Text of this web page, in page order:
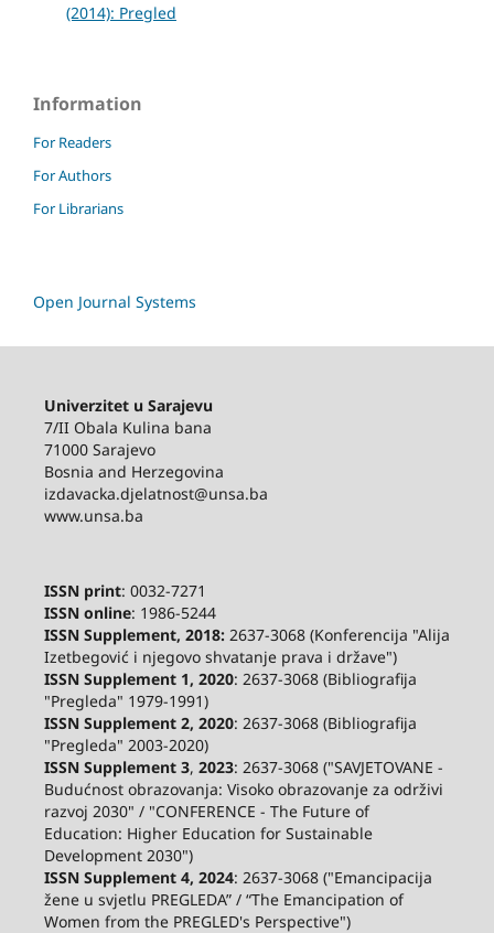
(2014): Pregled
Information
For Readers
For Authors
For Librarians
Open Journal Systems
Univerzitet u Sarajevu
7/II Obala Kulina bana
71000 Sarajevo
Bosnia and Herzegovina
izdavacka.djelatnost@unsa.ba
www.unsa.ba
ISSN print: 0032-7271
ISSN online: 1986-5244
ISSN Supplement, 2018:2637-3068 (Konferencija "Alija
Izetbegović i njegovo shvatanje prava i države")
ISSN Supplement 1, 2020: 2637-3068 (Bibliografija
"Pregleda" 1979-1991)
ISSN Supplement 2, 2020: 2637-3068 (Bibliografija
"Pregleda" 2003-2020)
ISSN Supplement 3, 2023: 2637-3068 ("SAVJETOVANE -
Budućnost obrazovanja: Visoko obrazovanje za održivi
razvoj 2030" / "CONFERENCE - The Future of
Education: Higher Education for Sustainable
Development 2030")
ISSN Supplement 4, 2024: 2637-3068 ("Emancipacija
žene u svjetlu PREGLEDA” / “The Emancipation of
Women from the PREGLED's Perspective")